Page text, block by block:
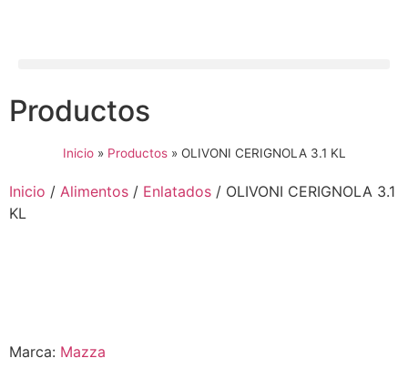
Productos
Inicio» Productos» OLIVONI CERIGNOLA 3.1 KL
Inicio / Alimentos / Enlatados / OLIVONI CERIGNOLA 3.1
KL
Marca: Mazza